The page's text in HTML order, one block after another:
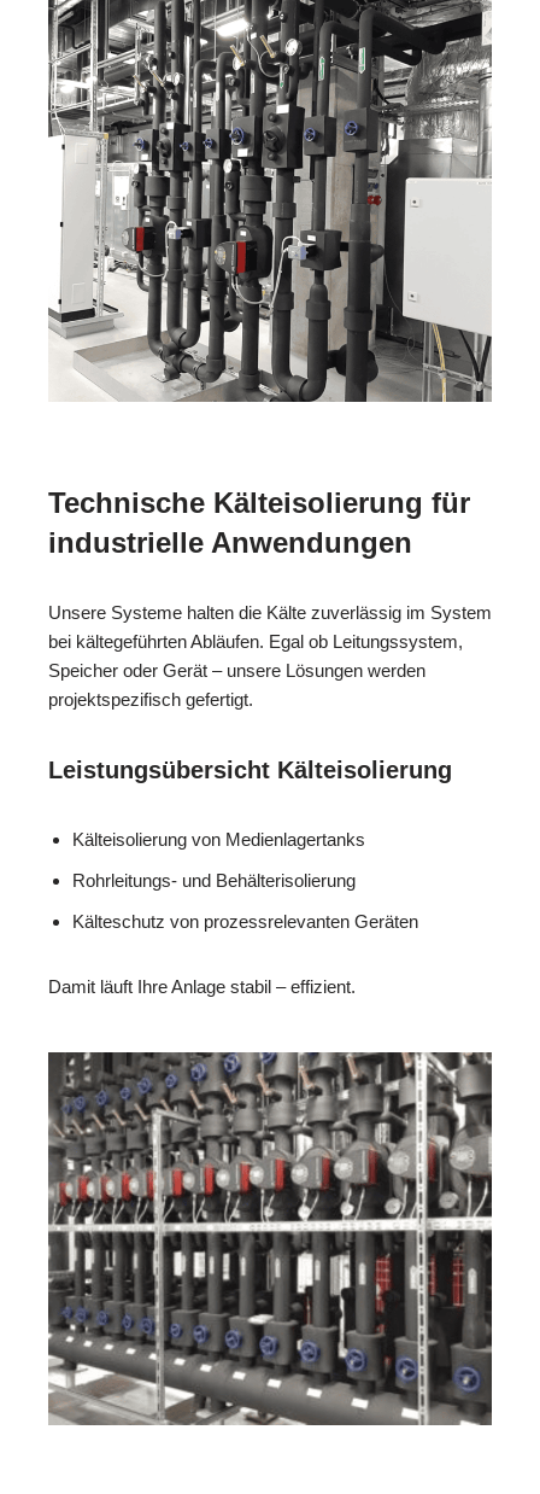
Technische Kälteisolierung für
industrielle Anwendungen
Unsere Systeme halten die Kälte zuverlässig im System
bei kältegeführten Abläufen. Egal ob Leitungssystem,
Speicher oder Gerät – unsere Lösungen werden
projektspezifisch gefertigt.
Leistungsübersicht Kälteisolierung
Kälteisolierung von Medienlagertanks
Rohrleitungs- und Behälterisolierung
Kälteschutz von prozessrelevanten Geräten
Damit läuft Ihre Anlage stabil – effizient.